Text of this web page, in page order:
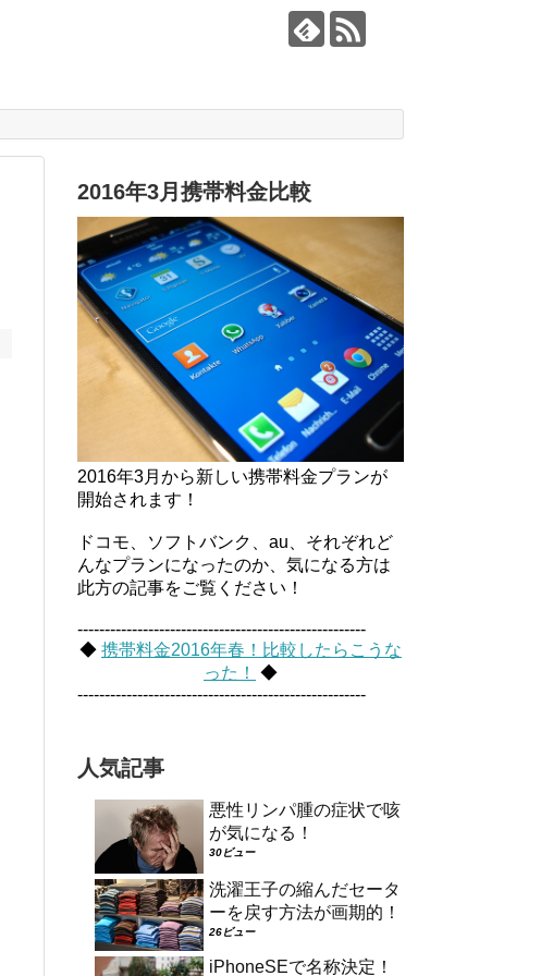
2016年3月携帯料金比較
2016年3月から新しい携帯料金プランが
開始されます！
ドコモ、ソフトバンク、au、それぞれど
んなプランになったのか、気になる方は
此方の記事をご覧ください！
-----------------------------------------------------
◆ 携帯料金2016年春！比較したらこうな
った！
◆
-----------------------------------------------------
人気記事
悪性リンパ腫の症状で咳
が気になる！
30ビュー
洗濯王子の縮んだセータ
ーを戻す方法が画期的！
26ビュー
iPhoneSEで名称決定！